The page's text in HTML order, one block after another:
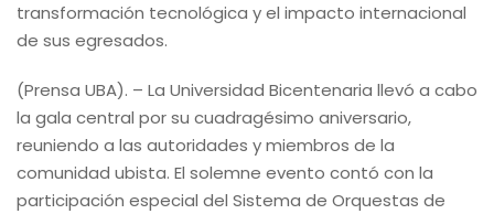
transformación tecnológica y el impacto internacional
de sus egresados.
(Prensa UBA). – La Universidad Bicentenaria llevó a cabo
la gala central por su cuadragésimo aniversario,
reuniendo a las autoridades y miembros de la
comunidad ubista. El solemne evento contó con la
participación especial del Sistema de Orquestas de